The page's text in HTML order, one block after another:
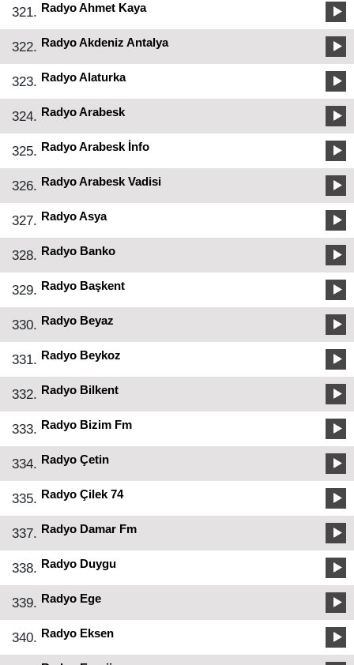
321. Radyo Ahmet Kaya
322. Radyo Akdeniz Antalya
323. Radyo Alaturka
324. Radyo Arabesk
325. Radyo Arabesk İnfo
326. Radyo Arabesk Vadisi
327. Radyo Asya
328. Radyo Banko
329. Radyo Başkent
330. Radyo Beyaz
331. Radyo Beykoz
332. Radyo Bilkent
333. Radyo Bizim Fm
334. Radyo Çetin
335. Radyo Çilek 74
337. Radyo Damar Fm
338. Radyo Duygu
339. Radyo Ege
340. Radyo Eksen